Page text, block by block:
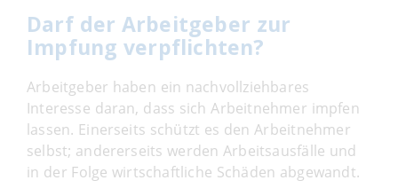
Darf der Arbeitgeber zur
Impfung verpflichten?
Arbeitgeber haben ein nachvollziehbares
Interesse daran, dass sich Arbeitnehmer impfen
lassen. Einerseits schützt es den Arbeitnehmer
selbst; andererseits werden Arbeitsausfälle und
in der Folge wirtschaftliche Schäden abgewandt.